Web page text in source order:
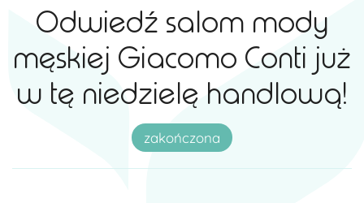
Niedziela
zamknięte
Niedziela handlowa
10:00 - 20:00
zobacz więcej »
Odwiedź salom mody
męskiej Giacomo Conti już
w tę niedzielę handlową!
zakończona